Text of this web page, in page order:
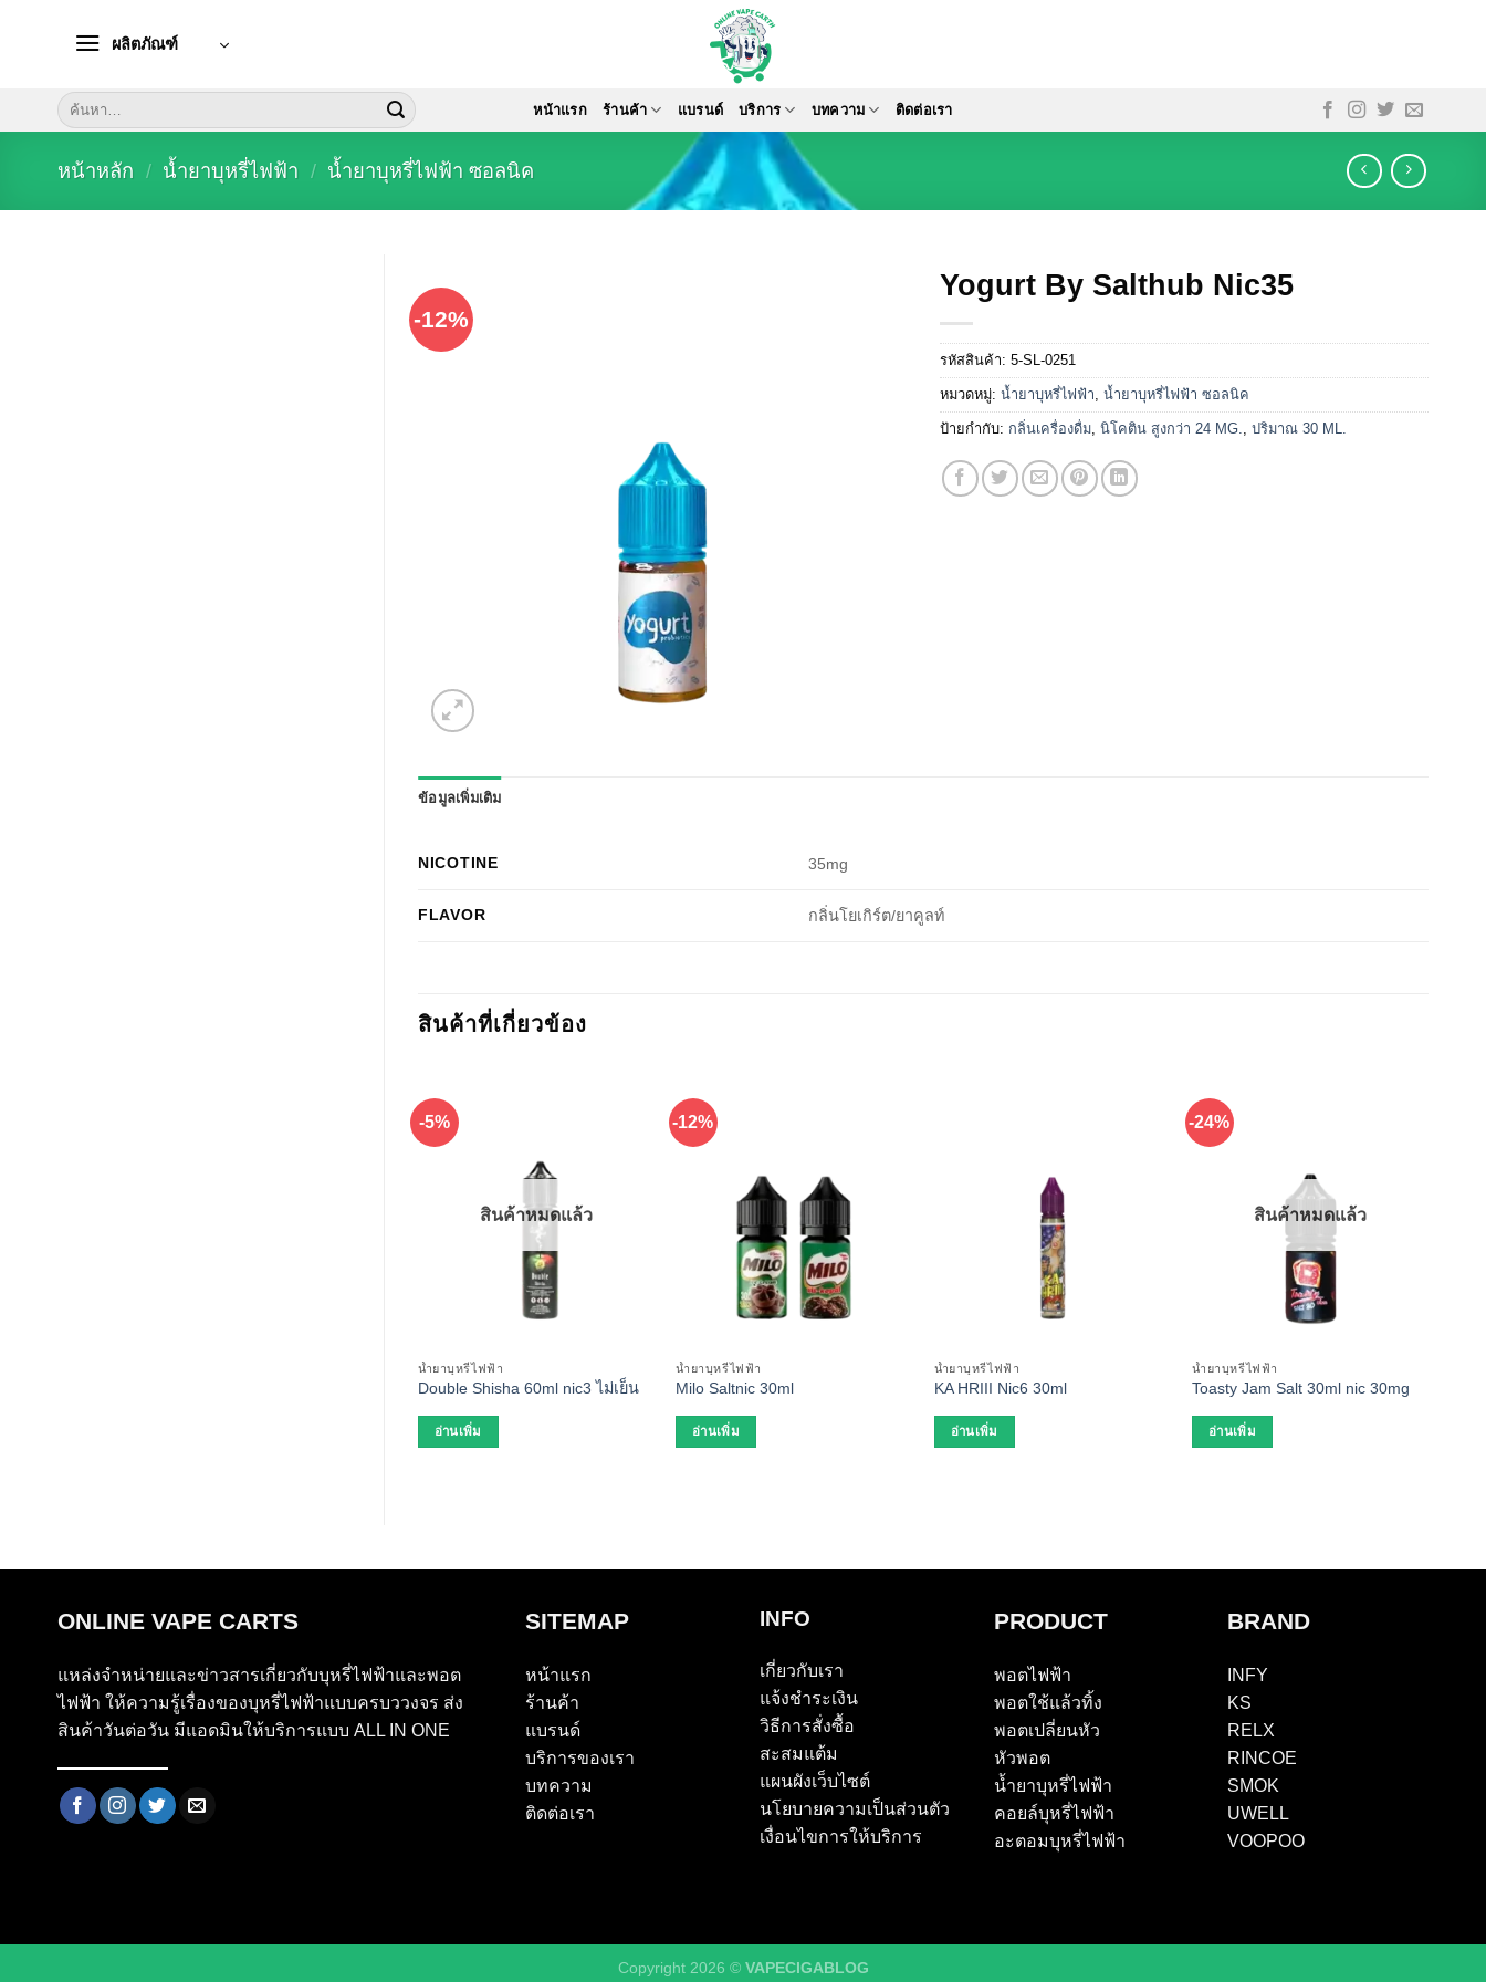
ผลิตภัณฑ์
ค้นหา:
หน้าแรก ร้านค้า แบรนด์ บริการ บทความ ติดต่อเรา
หน้าหลัก / น้ำยาบุหรี่ไฟฟ้า / น้ำยาบุหรี่ไฟฟ้า ซอลนิค
-12%
Yogurt By Salthub Nic35
รหัสสินค้า: 5-SL-0251
หมวดหมู่: น้ำยาบุหรี่ไฟฟ้า, น้ำยาบุหรี่ไฟฟ้า ซอลนิค
ป้ายกำกับ: กลิ่นเครื่องดื่ม, นิโคติน สูงกว่า 24 MG., ปริมาณ 30 ML.
ข้อมูลเพิ่มเติม
NICOTINE 35mg
FLAVOR กลิ่นโยเกิร์ต/ยาคูลท์
สินค้าที่เกี่ยวข้อง
-5%
สินค้าหมดแล้ว
น้ำยาบุหรี่ไฟฟ้า
Double Shisha 60ml nic3 ไม่เย็น
อ่านเพิ่ม
-12%
น้ำยาบุหรี่ไฟฟ้า
Milo Saltnic 30ml
อ่านเพิ่ม
น้ำยาบุหรี่ไฟฟ้า
KA HRIII Nic6 30ml
อ่านเพิ่ม
-24%
สินค้าหมดแล้ว
น้ำยาบุหรี่ไฟฟ้า
Toasty Jam Salt 30ml nic 30mg
อ่านเพิ่ม
ONLINE VAPE CARTS
แหล่งจำหน่ายและข่าวสารเกี่ยวกับบุหรี่ไฟฟ้าและพอต
ไฟฟ้า ให้ความรู้เรื่องของบุหรี่ไฟฟ้าแบบครบววงจร ส่ง
สินค้าวันต่อวัน มีแอดมินให้บริการแบบ ALL IN ONE
SITEMAP
หน้าแรก
ร้านค้า
แบรนด์
บริการของเรา
บทความ
ติดต่อเรา
INFO
เกี่ยวกับเรา
แจ้งชำระเงิน
วิธีการสั่งซื้อ
สะสมแต้ม
แผนผังเว็บไซต์
นโยบายความเป็นส่วนตัว
เงื่อนไขการให้บริการ
PRODUCT
พอตไฟฟ้า
พอตใช้แล้วทิ้ง
พอตเปลี่ยนหัว
หัวพอต
น้ำยาบุหรี่ไฟฟ้า
คอยล์บุหรี่ไฟฟ้า
อะตอมบุหรี่ไฟฟ้า
BRAND
INFY
KS
RELX
RINCOE
SMOK
UWELL
VOOPOO
Copyright 2026 © VAPECIGABLOG